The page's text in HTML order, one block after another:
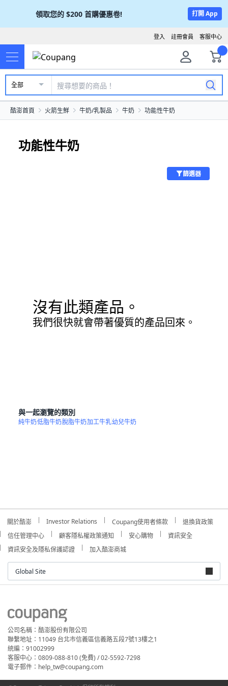
領取您的 $200 首購優惠卷! 打開 App
客服中心
註冊會員
登入
全部
酷澎首頁 火箭生鮮 牛奶/乳製品 牛奶 功能性牛奶
功能性牛奶
篩選器
沒有此類產品。
我們很快就會帶著優質的產品回來。
與一起瀏覽的類別
純牛奶低脂牛奶脫脂牛奶加工牛乳幼兒牛奶
關於酷澎 Investor Relations Coupang使用者條款
退換貨政策
信任管理中心
顧客隱私權政策通知 安心購物
資訊安全
資訊安全及隱私保護認證
加入酷澎商城
Global Site
公司名稱：酷澎股份有限公司
聯繫地址：11049 台北市信義區信義路五段7號13樓之1
統編：91002999
客服中心：0809-088-810 (免費) / 02-5592-7298
電子郵件：help_tw@coupang.com